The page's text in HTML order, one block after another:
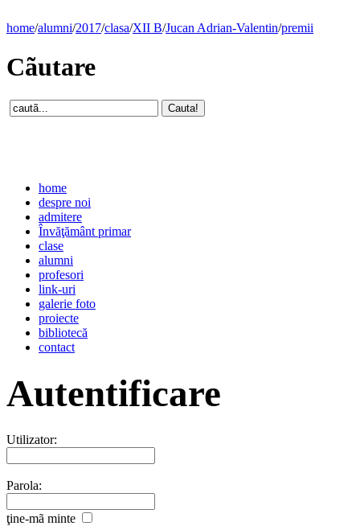
home/alumni/2017/clasa/XII B/Jucan Adrian-Valentin/premii
Cãutare
home
despre noi
admitere
Învăţământ primar
clase
alumni
profesori
link-uri
galerie foto
proiecte
bibliotecă
contact
Autentificare
Utilizator:
Parola:
ţine-mã minte